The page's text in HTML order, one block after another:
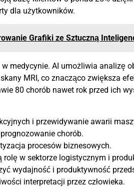
dla użytkowników.
Grafiki ze Sztuczną
medycynie. AI umożliwia analizę
MRI, co znacząco zwiększa
80 chorób nawet rok przed ich
i przewidywanie awarii
chorób.
procesów biznesowych.
rolę w sektorze logistycznym i
wydajność i produktywność
interpretacji przez człowieka.